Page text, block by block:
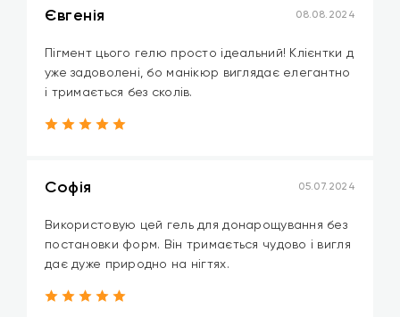
Євгенія 08.08.2024
Пігмент цього гелю просто ідеальний! Клієнтки д
уже задоволені, бо манікюр виглядає елегантно
і тримається без сколів.
Софія 05.07.2024
Використовую цей гель для донарощування без
постановки форм. Він тримається чудово і вигля
дає дуже природно на нігтях.